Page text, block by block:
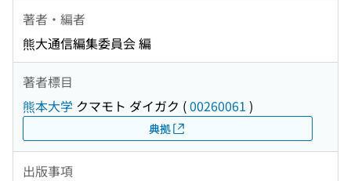
著者・編者
熊大通信編集委員会 編
著者標目
熊本大学 クマモト ダイガク (00260061 )
典拠
出版事項